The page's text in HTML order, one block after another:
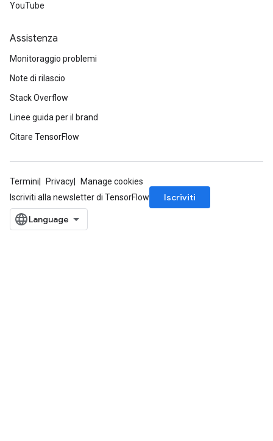
YouTube
Assistenza
Monitoraggio problemi
Note di rilascio
Stack Overflow
Linee guida per il brand
Citare TensorFlow
Termini Privacy
Manage cookies
Iscriviti alla newsletter di TensorFlow
Iscriviti